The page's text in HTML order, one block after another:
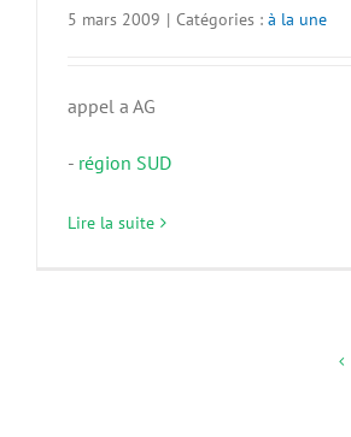
5 mars 2009 | Catégories : à la une
appel a AG
- région SUD
Lire la suite